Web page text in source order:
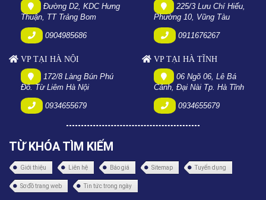
Đường D2, KDC Hưng
Thuận, TT Trảng Bom
0904985686
225/3 Lưu Chí Hiếu,
Phường 10, Vũng Tàu
0911676267
VP TẠI HÀ NỘI
172/8 Làng Bún Phú
Đô. Từ Liêm Hà Nội
0934655679
VP TẠI HÀ TĨNH
06 Ngõ 06, Lê Bá
Cảnh, Đại Nài Tp. Hà Tĩnh
0934655679
TỪ KHÓA TÌM KIẾM
Giới thiệu Liên hệ Báo giá Sitemap Tuyển dụng
Sơ đồ trang web Tin tức trong ngày